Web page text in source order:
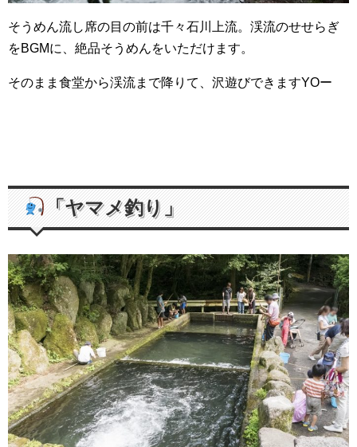
そうめん流し席の目の前は千々石川上流。渓流のせせらぎ
をBGMに、絶品そうめんをいただけます。
そのまま食堂から渓流まで降りて、沢遊びできますYOー
「ヤマメ釣り」